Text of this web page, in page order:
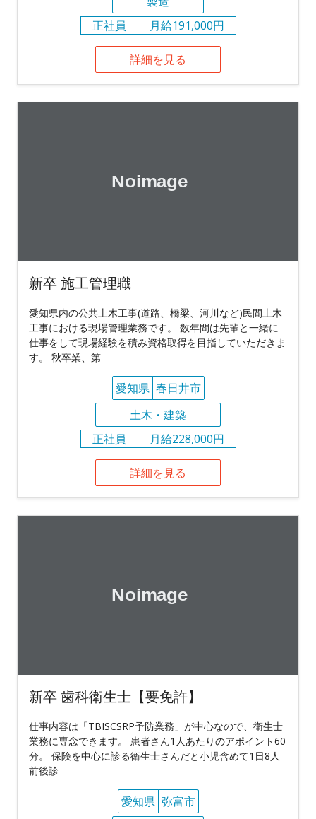
正社員
月給191,000円
詳細を見る
新卒 施工管理職
愛知県内の公共土木工事(道路、橋梁、河川など)民間土木
工事における現場管理業務です。 数年間は先輩と一緒に
仕事をして現場経験を積み資格取得を目指していただきま
す。 秋卒業、第
愛知県 春日井市
土木・建築
正社員
月給228,000円
詳細を見る
新卒 歯科衛生士【要免許】
仕事内容は「TBISCSRP予防業務」が中心なので、衛生士
業務に専念できます。 患者さん1人あたりのアポイント60
分。 保険を中心に診る衛生士さんだと小児含めて1日8人
前後診
愛知県 弥富市